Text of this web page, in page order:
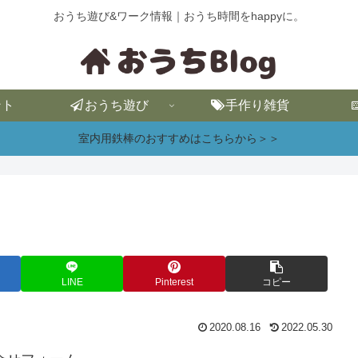
おうち遊び&ワーク情報｜おうち時間をhappyに。
おうち遊び 手作り雑貨
室内用鉄棒のおすすめはこちらから＞＞
LINE Pinterest コピー
2020.08.16 2022.05.30